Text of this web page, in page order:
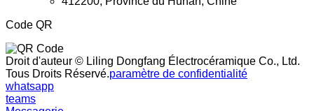
Code QR
Droit d'auteur © Liling Dongfang Électrocéramique Co., Ltd.
Tous Droits Réservé.paramètre de confidentialité
whatsapp
teams